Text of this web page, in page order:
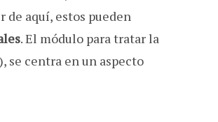
de aquí, estos pueden
. El módulo para tratar la
se centra en un aspecto